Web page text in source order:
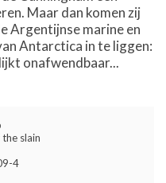
Maar dan komen zij
Argentijnse marine en
Antarctica in te liggen:
onafwendbaar...
slain
4